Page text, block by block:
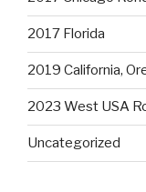
2017 Florida
2019 California,
2023 West USA
Uncategorized